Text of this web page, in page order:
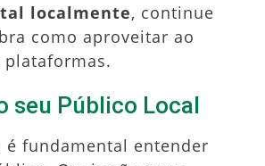
localmente, continue
como aproveitar ao
plataformas.
seu Público Local
é fundamental entender